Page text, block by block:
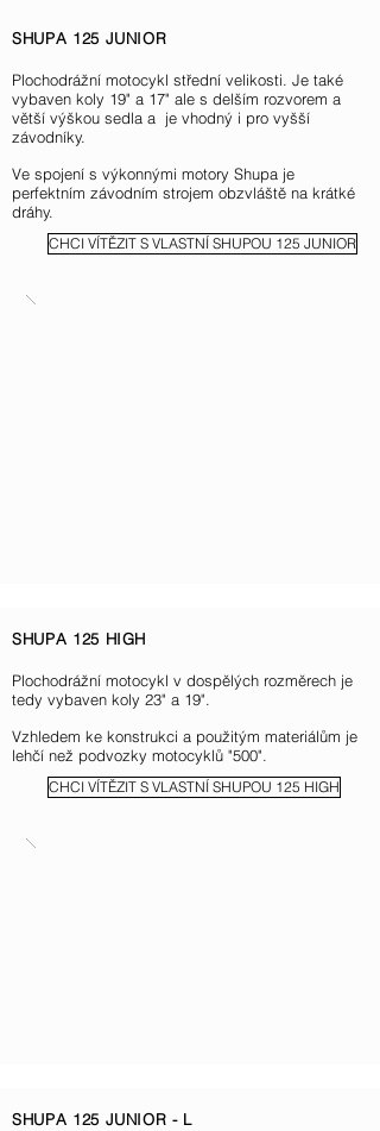
SHUPA 125 JUNIOR
Plochodrážní motocykl střední velikosti. Je také
vybaven koly 19" a 17" ale s delším rozvorem a
větší výškou sedla a je vhodný i pro vyšší
závodníky.
Ve spojení s výkonnými motory Shupa je
perfektním závodním strojem obzvláště na krátké
dráhy.
CHCI VÍTĚZIT S VLASTNÍ SHUPOU 125 JUNIOR
SHUPA 125 HIGH
Plochodrážní motocykl v dospělých rozměrech je
tedy vybaven koly 23" a 19".
Vzhledem ke konstrukci a použitým materiálům je
lehčí než podvozky motocyklů "500".
CHCI VÍTĚZIT S VLASTNÍ SHUPOU 125 HIGH
SHUPA 125 JUNIOR - L